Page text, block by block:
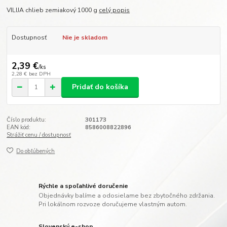
VILIJA chlieb zemiakový 1000 g celý popis
Dostupnosť Nie je skladom
2,39 €/ks
2,28 € bez DPH
Pridať do košíka
Číslo produktu:
301173
EAN kód:
8586008822896
Strážiť cenu / dostupnosť
Do obľúbených
Rýchle a spoľahlivé doručenie
Objednávky balíme a odosielame bez zbytočného zdržania.
Pri lokálnom rozvoze doručujeme vlastným autom.